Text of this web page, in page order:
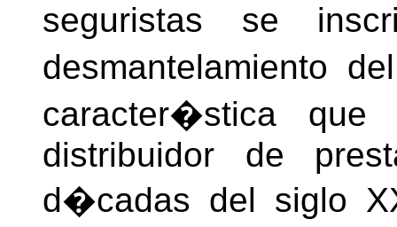
seguristas se
desmantelamiento
caracter�stica
distribuidor de
d�cadas del siglo